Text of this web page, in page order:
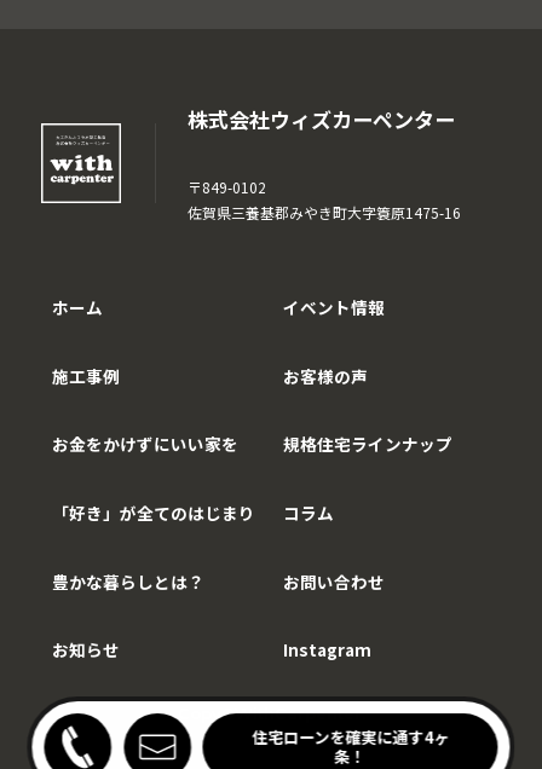
株式会社ウィズカーペンター
〒849-0102
佐賀県三養基郡みやき町大字簑原1475-16
ホーム
施工事例
お金をかけずにいい家を
「好き」が全てのはじまり
豊かな暮らしとは？
お知らせ
イベント情報
お客様の声
規格住宅ラインナップ
コラム
お問い合わせ
Instagram
Copy©WithCarpenter.
キッチンの家見学会
開催中！
住宅ローンを確実に通す4ヶ
条！